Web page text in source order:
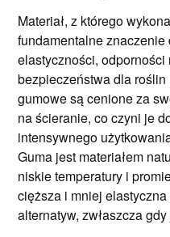
Materiał, z którego
fundamentalne znaczenie
elastyczności,
bezpieczeństwa dla
gumowe są cenione za
na ścieranie, co czyni je
intensywnego
Guma jest materiałem
niskie temperatury i
cięższa i mniej
alternatyw, zwłaszcza